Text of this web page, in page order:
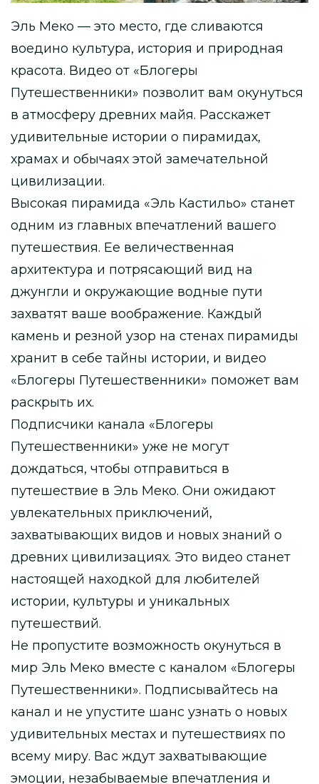
Эль Меко — это место, где сливаются
воедино культура, история и природная
красота. Видео от «Блогеры
Путешественники» позволит вам окунуться
в атмосферу древних майя. Расскажет
удивительные истории о пирамидах,
храмах и обычаях этой замечательной
цивилизации.
Высокая пирамида «Эль Кастильо» станет
одним из главных впечатлений вашего
путешествия. Ее величественная
архитектура и потрясающий вид на
джунгли и окружающие водные пути
захватят ваше воображение. Каждый
камень и резной узор на стенах пирамиды
хранит в себе тайны истории, и видео
«Блогеры Путешественники» поможет вам
раскрыть их.
Подписчики канала «Блогеры
Путешественники» уже не могут
дождаться, чтобы отправиться в
путешествие в Эль Меко. Они ожидают
увлекательных приключений,
захватывающих видов и новых знаний о
древних цивилизациях. Это видео станет
настоящей находкой для любителей
истории, культуры и уникальных
путешествий.
Не пропустите возможность окунуться в
мир Эль Меко вместе с каналом «Блогеры
Путешественники». Подписывайтесь на
канал и не упустите шанс узнать о новых
удивительных местах и путешествиях по
всему миру. Вас ждут захватывающие
эмоции, незабываемые впечатления и